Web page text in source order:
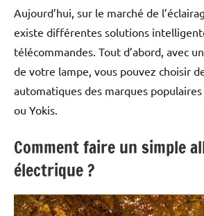
Aujourd’hui, sur le marché de
existe différentes solutions
télécommandes. Tout d’abord, avec
de votre lampe, vous pouvez choisir
automatiques des marques
ou Yokis.
Comment faire un simple
électrique ?